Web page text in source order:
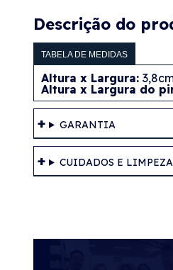
Descrição do
TABELA DE MEDIDAS
Altura x Largura:
Altura x Largura do
GARANTIA
CUIDADOS E LIMPEZA